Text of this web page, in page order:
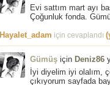
Evi sattım mart ayı
Çoğunluk fonda.
Hayalet_adam için cevaplandı
Gümüş için Deniz86
İyi diyelim iyi olalım,
çıkıyorum sayfada